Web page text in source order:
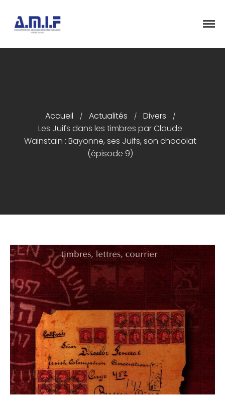
Articles
Événements
Adhésion/Dons
Accueil / Actualités / Divers /
Les Juifs dans les timbres par Claude
Wainstain : Bayonne, ses Juifs, son chocolat
(épisode 9)